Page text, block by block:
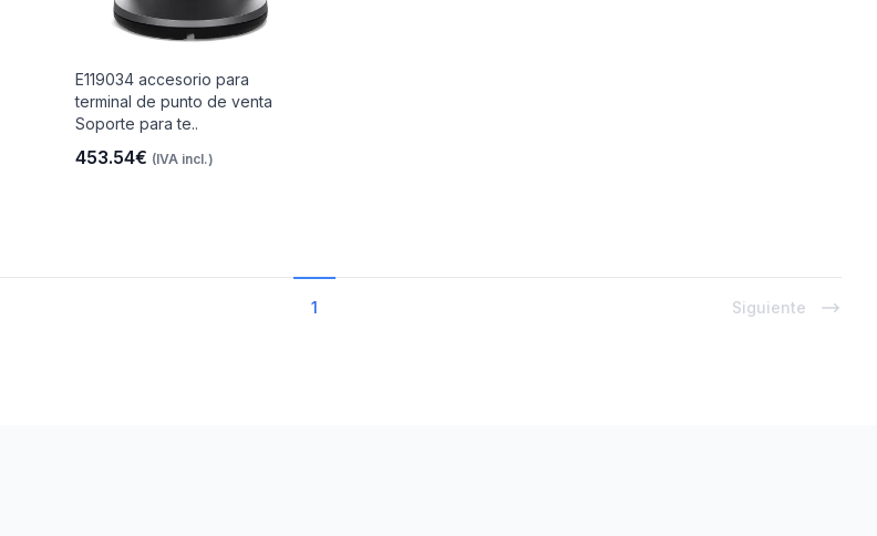
E119034 accesorio para
terminal de punto de venta
Soporte para te..
453.54€ (IVA incl.)
1 Siguiente